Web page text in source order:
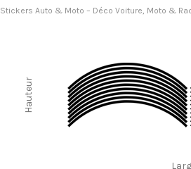
Stickers Auto & Moto – Déco Voiture, Moto &
Hauteur